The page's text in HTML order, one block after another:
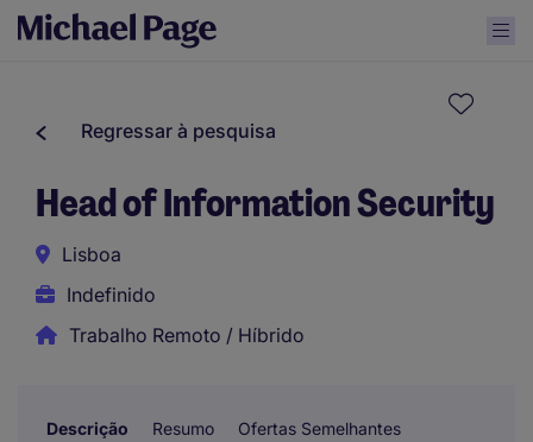
Regressar à pesquisa
Head of Information Security
Lisboa
Indefinido
Trabalho Remoto / Híbrido
Descrição Resumo Ofertas Semelhantes